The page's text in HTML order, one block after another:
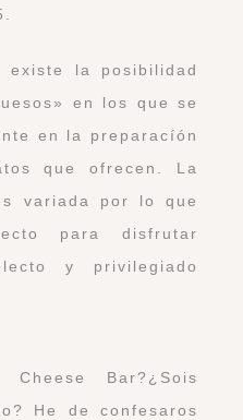
existe la posibilidad
en los que se
en la preparacíón
que ofrecen. La
variada por lo que
para disfrutar
y privilegiado
Cheese Bar?¿Sois
He de confesaros